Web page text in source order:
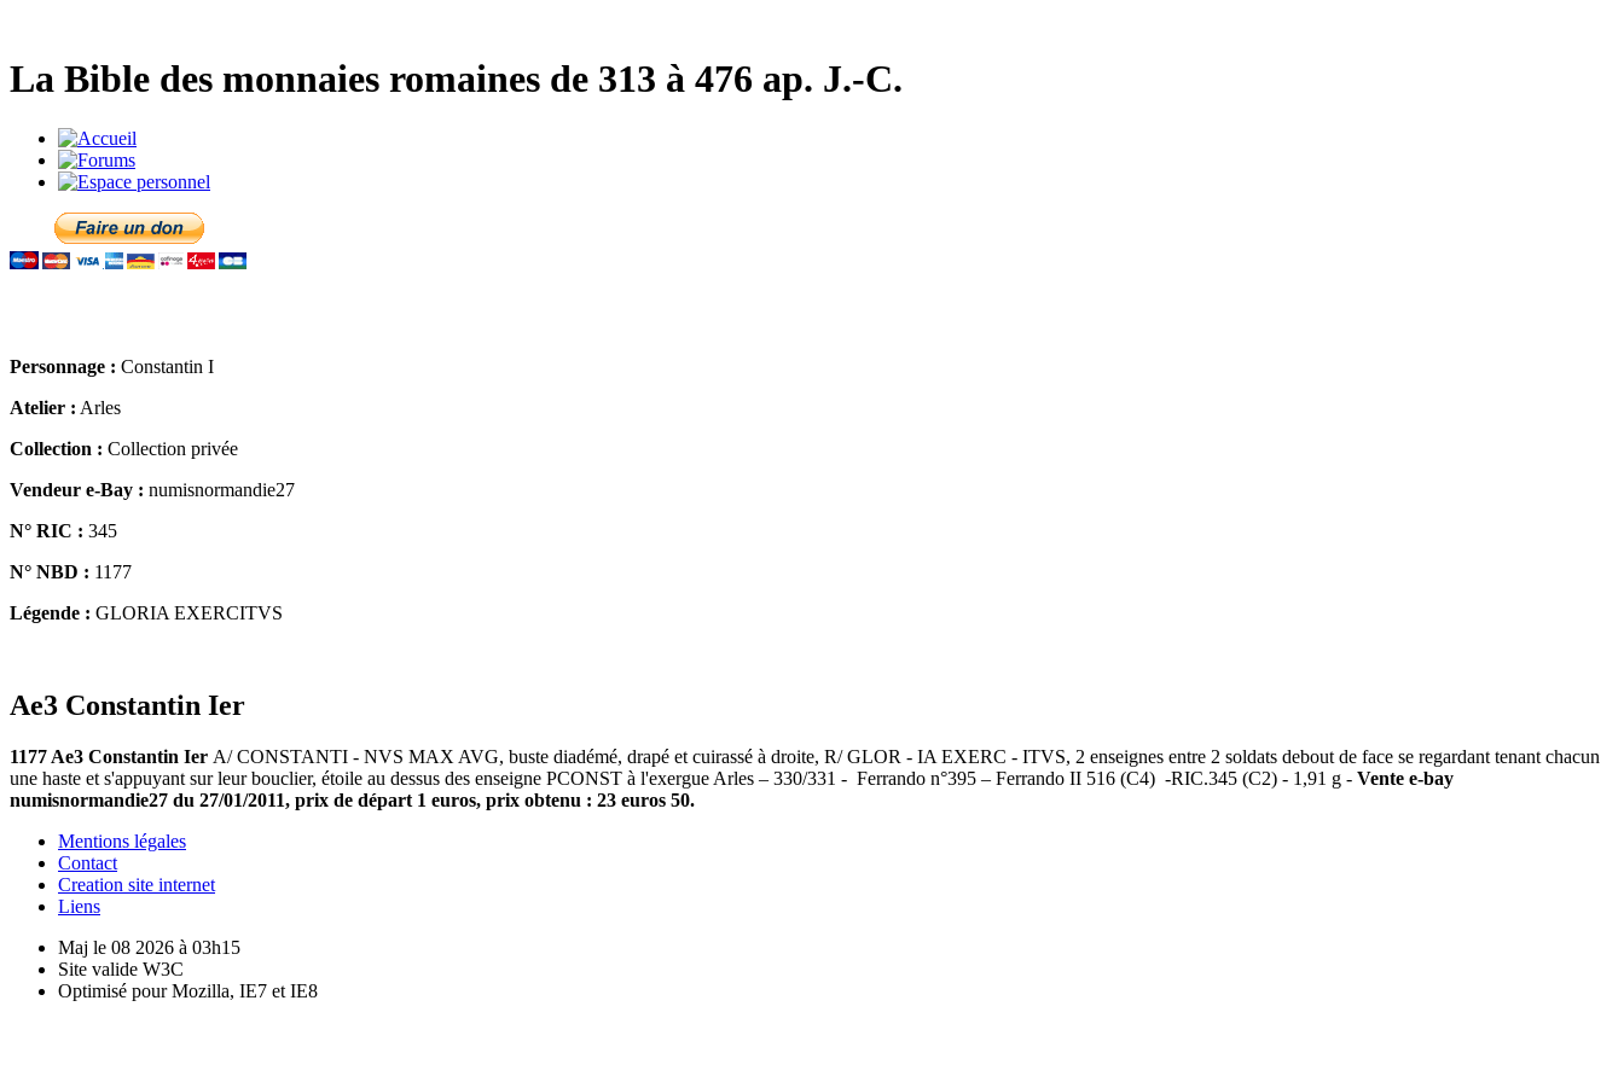
La Bible des monnaies romaines de 313 à 476 ap. J.-C.
Personnage : Constantin I
Atelier : Arles
Collection : Collection privée
Vendeur e-Bay : numisnormandie27
N° RIC : 345
N° NBD : 1177
Légende : GLORIA EXERCITVS
Ae3 Constantin Ier
1177 Ae3 Constantin Ier A/ CONSTANTI - NVS MAX AVG, buste diadémé, drapé et cuirassé à droite, R/ GLOR - IA EXERC - ITVS, 2 enseignes entre 2 soldats debout de face se regardant tenant chacun
une haste et s'appuyant sur leur bouclier, étoile au dessus des enseigne PCONST à l'exergue Arles – 330/331 - Ferrando n°395 – Ferrando II 516 (C4) -RIC.345 (C2) - 1,91 g - Vente e-bay
numisnormandie27 du 27/01/2011, prix de départ 1 euros, prix obtenu : 23 euros 50.
Mentions légales
Contact
Creation site internet
Liens
Maj le 08 2026 à 03h15
Site valide W3C
Optimisé pour Mozilla, IE7 et IE8